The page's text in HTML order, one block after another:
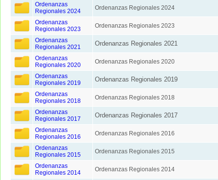
Ordenanzas
Regionales 2024
Ordenanzas Regionales 2024
Ordenanzas
Regionales 2023
Ordenanzas Regionales 2023
Ordenanzas
Regionales 2021
Ordenanzas Regionales 2021
Ordenanzas
Regionales 2020
Ordenanzas Regionales 2020
Ordenanzas
Regionales 2019
Ordenanzas Regionales 2019
Ordenanzas
Regionales 2018
Ordenanzas Regionales 2018
Ordenanzas
Regionales 2017
Ordenanzas Regionales 2017
Ordenanzas
Regionales 2016
Ordenanzas Regionales 2016
Ordenanzas
Regionales 2015
Ordenanzas Regionales 2015
Ordenanzas
Regionales 2014
Ordenanzas Regionales 2014